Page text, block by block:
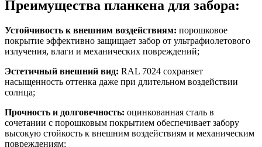
Преимущества планкена для забора:
Устойчивость к внешним воздействиям: порошковое
покрытие эффективно защищает забор от ультрафиолетового
излучения, влаги и механических повреждений;
Эстетичный внешний вид: RAL 7024 сохраняет
насыщенность оттенка даже при длительном воздействии
солнца;
Прочность и долговечность: оцинкованная сталь в
сочетании с порошковым покрытием обеспечивает забору
высокую стойкость к внешним воздействиям и механическим
повреждениям;